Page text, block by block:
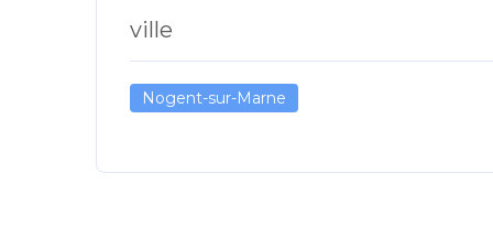
ville
Nogent-sur-Marne